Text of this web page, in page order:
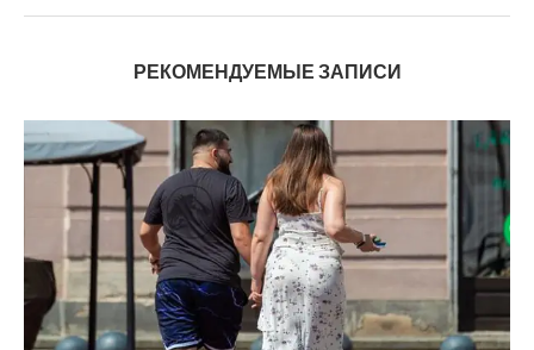
РЕКОМЕНДУЕМЫЕ ЗАПИСИ